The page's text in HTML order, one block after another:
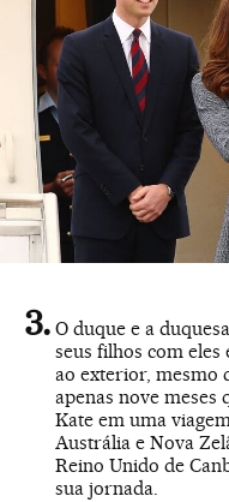
O duque e a
seus filhos com eles
ao exterior, mesmo
apenas nove
Kate em uma
Austrália e Nova
Reino Unido de
sua jornada.